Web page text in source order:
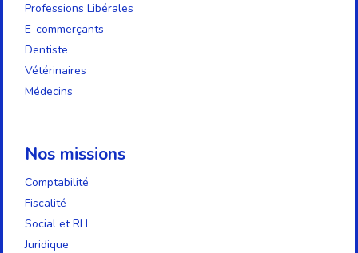
Professions Libérales
E-commerçants
Dentiste
Vétérinaires
Médecins
Nos missions
Comptabilité
Fiscalité
Social et RH
Juridique